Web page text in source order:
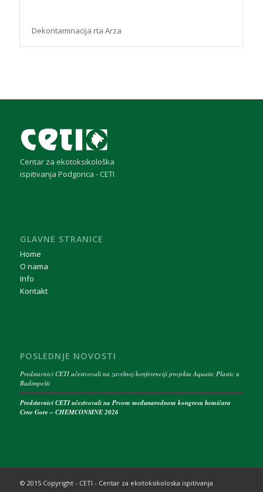
Dekontaminacija rta Arza
Centar za ekotoksikološka
ispitivanja Podgorica - CETI
GLAVNE STRANICE
Home
O nama
Info
Kontakt
POSLEDNJE NOVOSTI
Predstavnici CETI učestvovali na završnoj konferenciji projekta Aquatic Plastic u
Budimpešti
Predstavnici CETI učestvovali na Prvom međunarodnom kongresu hemičara
Crne Gore – CHEMCONMNE 2026
© 2015 Copyright - CETI - Centar za ekotoksikoloska ispitivanja